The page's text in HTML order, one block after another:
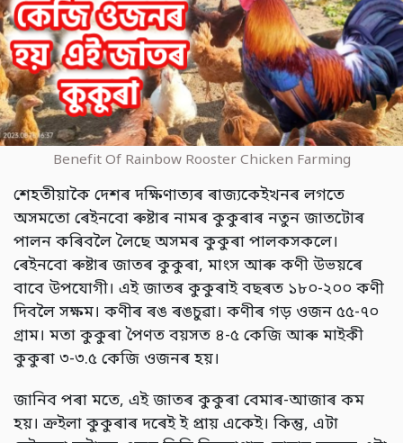
Benefit Of Rainbow Rooster Chicken Farming
শেহতীয়াকৈ দেশৰ দক্ষিণাত্যৰ ৰাজ্যকেইখনৰ লগতে
অসমতো ৰেইনবো ৰুষ্টাৰ নামৰ কুকুৰাৰ নতুন জাতটোৰ
পালন কৰিবলৈ লৈছে অসমৰ কুকুৰা পালকসকলে।
ৰেইনবো ৰুষ্টাৰ জাতৰ কুকুৰা, মাংস আৰু কণী উভয়ৰে
বাবে উপযোগী। এই জাতৰ কুকুৰাই বছৰত ১৮০-২০০ কণী
দিবলৈ সক্ষম। কণীৰ ৰঙ ৰঙচুৱা। কণীৰ গড় ওজন ৫৫-৭০
গ্ৰাম। মতা কুকুৰা পৈণত বয়সত ৪-৫ কেজি আৰু মাইকী
কুকুৰা ৩-৩.৫ কেজি ওজনৰ হয়।
জানিব পৰা মতে, এই জাতৰ কুকুৰা বেমাৰ-আজাৰ কম
হয়। ক্ৰইলা কুকুৰাৰ দৰেই ই প্ৰায় একেই। কিন্তু, এটা